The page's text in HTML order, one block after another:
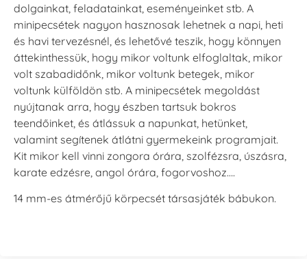
dolgainkat, feladatainkat, eseményeinket stb. A
minipecsétek nagyon hasznosak lehetnek a napi, heti
és havi tervezésnél, és lehetővé teszik, hogy könnyen
áttekinthessük, hogy mikor voltunk elfoglaltak, mikor
volt szabadidőnk, mikor voltunk betegek, mikor
voltunk külföldön stb. A minipecsétek megoldást
nyújtanak arra, hogy észben tartsuk bokros
teendőinket, és átlássuk a napunkat, hetünket,
valamint segítenek átlátni gyermekeink programjait.
Kit mikor kell vinni zongora órára, szolfézsra, úszásra,
karate edzésre, angol órára, fogorvoshoz….
14 mm-es átmérőjű körpecsét társasjáték bábukon.